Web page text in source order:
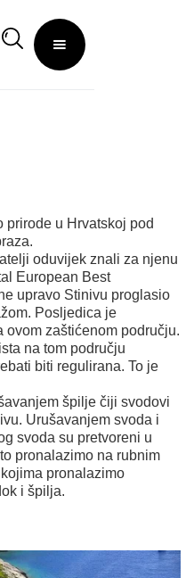
prirode u Hrvatskoj pod
oduvijek znali za njenu
European Best
upravo Stinivu proglasio
Posljedica je
zaštićenom području.
na tom području
biti regulirana. To je
špilje čiji svodovi
Urušavanjem svoda i
svoda su pretvoreni u
pronalazimo na rubnim
pronalazimo
i špilja.